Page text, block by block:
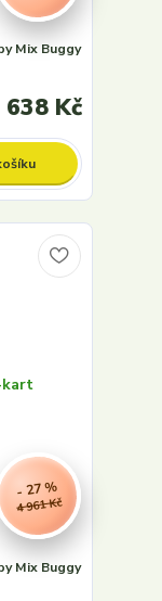
Mix Buggy
638 Kč
4 961 Kč
- 27 %
Mix Buggy